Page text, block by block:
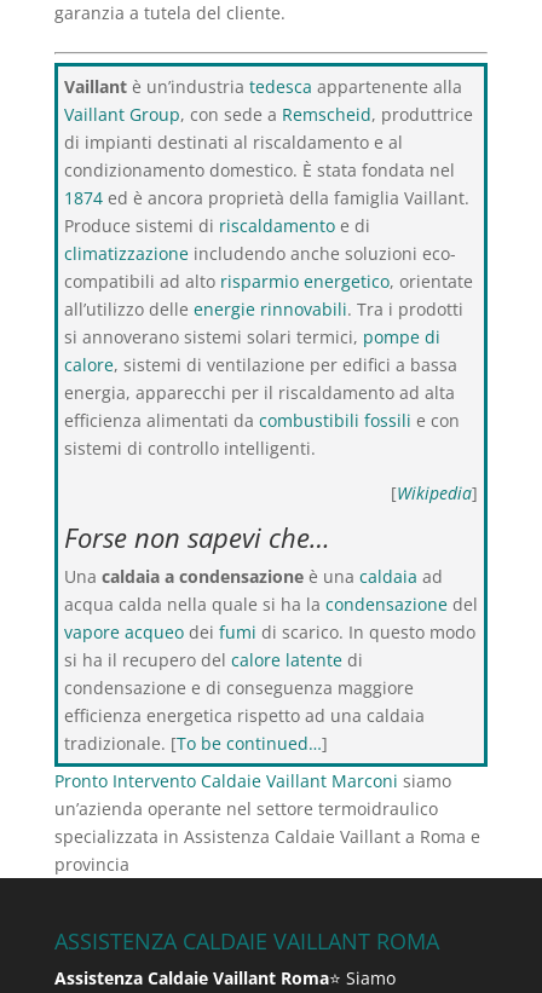
garanzia a tutela del cliente.
Vaillantè un’industria tedesca appartenente alla
Vaillant Group, con sede a Remscheid, produttrice
di impianti destinati al riscaldamento e al
condizionamento domestico. È stata fondata nel
1874ed è ancora proprietà della famiglia Vaillant.
Produce sistemi di riscaldamentoe di
climatizzazioneincludendo anche soluzioni eco-
compatibili ad alto risparmio energetico, orientate
all’utilizzo delle energie rinnovabili. Tra i prodotti
si annoverano sistemi solari termici, pompe di
calore, sistemi di ventilazione per edifici a bassa
energia, apparecchi per il riscaldamento ad alta
efficienza alimentati da combustibili fossili e con
sistemi di controllo intelligenti.
[Wikipedia]
Forse non sapevi che…
Una caldaia a condensazioneè una caldaia ad
acqua calda nella quale si ha la condensazionedel
vapore acqueodei fumi di scarico. In questo modo
si ha il recupero del calore latentedi
condensazione e di conseguenza maggiore
efficienza energetica rispetto ad una caldaia
tradizionale. [To be continued…]
Pronto Intervento Caldaie Vaillant Marconi siamo
un’azienda operante nel settore termoidraulico
specializzata in Assistenza Caldaie Vaillant a Roma e
provincia
ASSISTENZA CALDAIE VAILLANT ROMA
Assistenza Caldaie Vaillant Roma⭐ Siamo